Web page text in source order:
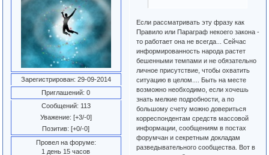
Зарегистрирован: 29-09-2014
Приглашений: 0
Сообщений: 113
Уважение: [+3/-0]
Позитив: [+0/-0]
Провел на форуме:
1 день 15 часов
Если рассматривать эту фразу как
Правило или Параграф некоего закона -
то работает она не всегда... Сейчас
информированность народа растет
бешенными темпами и не обязательно
личное присутствие, чтобы охватить
ситуацию в целом.... Быть на месте
возможно необходимо, если хочешь
знать мелкие подробности, а по
большому счету можно довериться
корреспондентам средств массовой
информации, сообщениям в постах
форумчан и секретным докладам
разведывательного сообщества. Вот в